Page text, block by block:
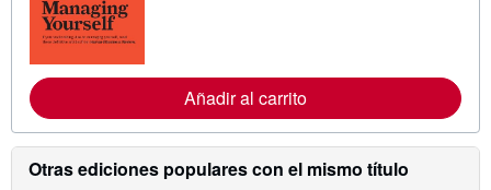
d
e
e
n
m
i
ó
n
s
Añadir al carrito
Otras ediciones populares con el mismo título